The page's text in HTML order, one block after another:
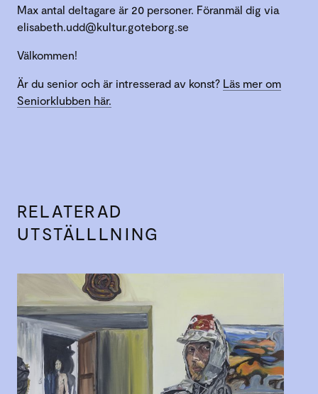
Max antal deltagare är 20 personer. Föranmäl dig via
elisabeth.udd@kultur.goteborg.se
Välkommen!
Är du senior och är intresserad av konst? Läs mer om
Seniorklubben här.
RELATERAD
UTSTÄLLLNING